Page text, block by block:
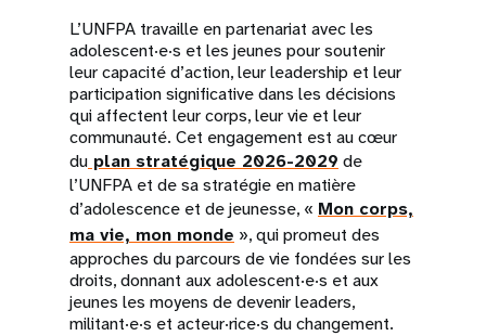
L’UNFPA travaille en partenariat avec les
adolescent·e·s et les jeunes pour soutenir
leur capacité d’action, leur leadership et leur
participation significative dans les décisions
qui affectent leur corps, leur vie et leur
communauté. Cet engagement est au cœur
du plan stratégique 2026-2029 de
l’UNFPA et de sa stratégie en matière
d’adolescence et de jeunesse, « Mon corps,
ma vie, mon monde », qui promeut des
approches du parcours de vie fondées sur les
droits, donnant aux adolescent·e·s et aux
jeunes les moyens de devenir leaders,
militant·e·s et acteur·rice·s du changement.